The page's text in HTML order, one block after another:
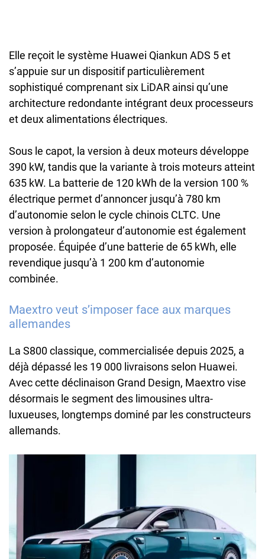
Elle reçoit le système Huawei Qiankun ADS 5 et
s’appuie sur un dispositif particulièrement
sophistiqué comprenant six LiDAR ainsi qu’une
architecture redondante intégrant deux processeurs
et deux alimentations électriques.
Sous le capot, la version à deux moteurs développe
390 kW, tandis que la variante à trois moteurs atteint
635 kW. La batterie de 120 kWh de la version 100 %
électrique permet d’annoncer jusqu’à 780 km
d’autonomie selon le cycle chinois CLTC. Une
version à prolongateur d’autonomie est également
proposée. Équipée d’une batterie de 65 kWh, elle
revendique jusqu’à 1 200 km d’autonomie
combinée.
Maextro veut s’imposer face aux marques
allemandes
La S800 classique, commercialisée depuis 2025, a
déjà dépassé les 19 000 livraisons selon Huawei.
Avec cette déclinaison Grand Design, Maextro vise
désormais le segment des limousines ultra-
luxueuses, longtemps dominé par les constructeurs
allemands.